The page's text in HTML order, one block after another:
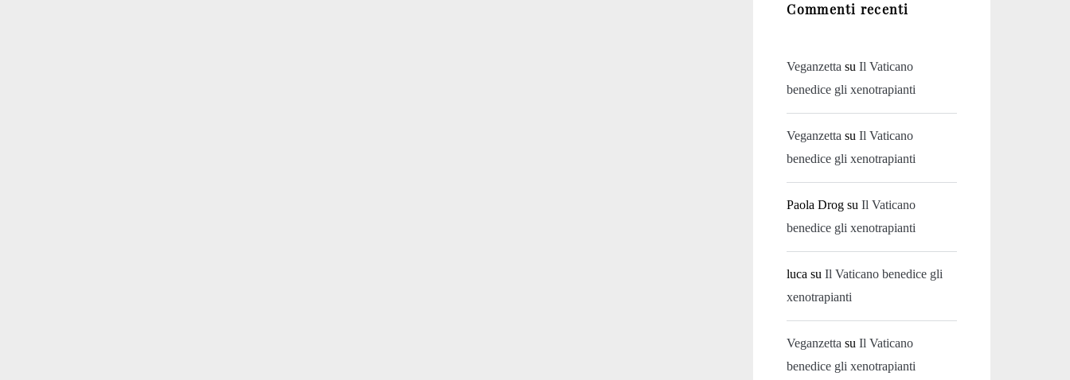
Commenti recenti
Veganzetta suIl Vaticano
benedice gli xenotrapianti
Veganzetta suIl Vaticano
benedice gli xenotrapianti
Paola Drog suIl Vaticano
benedice gli xenotrapianti
luca suIl Vaticano benedice gli
xenotrapianti
Veganzetta suIl Vaticano
benedice gli xenotrapianti